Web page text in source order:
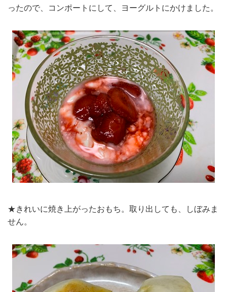
ったので、コンポートにして、ヨーグルトにかけました。
★きれいに焼き上がったおもち。取り出しても、しぼみま
せん。